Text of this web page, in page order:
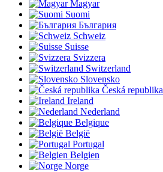
Magyar
Suomi
България
Schweiz
Suisse
Svizzera
Switzerland
Slovensko
Česká republika
Ireland
Nederland
Belgique
België
Portugal
Belgien
Norge